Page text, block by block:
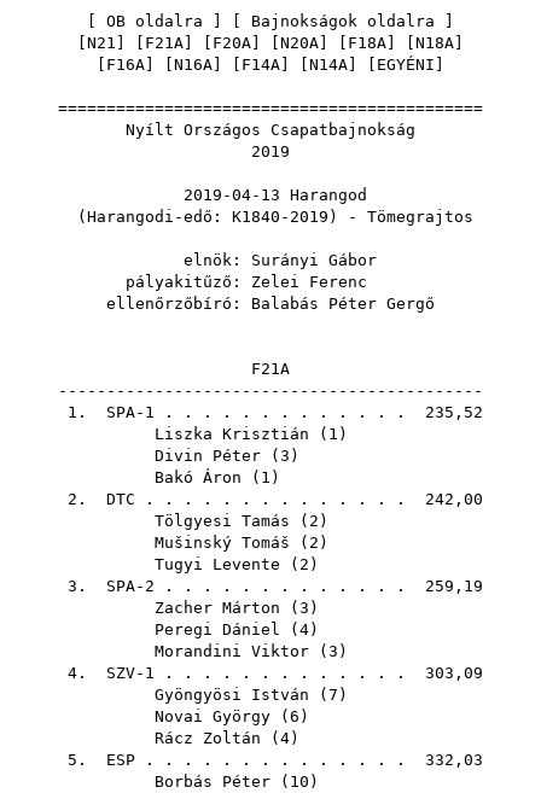
OB oldalra Bajnokságok oldalra
N21 F21A F20A N20A F18A N18A
F16A N16A F14A N14A EGYÉNI
============================================
Nyílt Országos Csapatbajnokság
2019
2019-04-13 Harangod
(Harangodi-edő: K1840-2019) - Tömegrajtos
elnök: Surányi Gábor
pályakitűző: Zelei Ferenc
ellenőrzőbíró: Balabás Péter Gergő
F21A
--------------------------------------------
1. SPA-1 . . . . . . . . . . . . . 235,52
Liszka Krisztián ( 1 )
Divin Péter ( 3 )
Bakó Áron ( 1 )
2. DTC . . . . . . . . . . . . . . 242,00
Tölgyesi Tamás ( 2 )
Mušinský Tomáš ( 2 )
Tugyi Levente ( 2 )
3. SPA-2 . . . . . . . . . . . . . 259,19
Zacher Márton ( 3 )
Peregi Dániel ( 4)
Morandini Viktor ( 3 )
4. SZV-1 . . . . . . . . . . . . . 303,09
Gyöngyösi István ( 7 )
Novai György ( 6 )
Rácz Zoltán ( 4)
5. ESP . . . . . . . . . . . . . . 332,03
Borbás Péter ( 10 )